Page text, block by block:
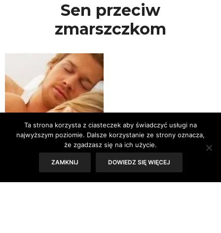
Sen przeciw
zmarszczkom
Ta strona korzysta z ciasteczek aby świadczyć usługi na
najwyższym poziomie. Dalsze korzystanie ze strony oznacza,
że zgadzasz się na ich użycie.
ZAMKNIJ DOWIEDZ SIĘ WIĘCEJ